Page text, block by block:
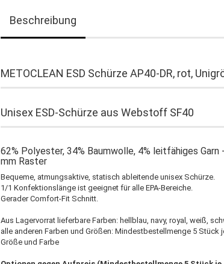
Beschreibung
METOCLEAN ESD Schürze AP40-DR, rot,
Unisex ESD-Schürze aus Webstoff SF40
62% Polyester, 34% Baumwolle, 4% leitfähiges Garn
mm Raster
Bequeme, atmungsaktive, statisch ableitende unisex Schürze.
1/1 Konfektionslänge ist geeignet für alle EPA-Bereiche.
Gerader Comfort-Fit Schnitt.
Aus Lagervorrat lieferbare Farben: hellblau, navy, royal, weiß,
alle anderen Farben und Größen: Mindestbestellmenge 5 Stück
Größe und Farbe